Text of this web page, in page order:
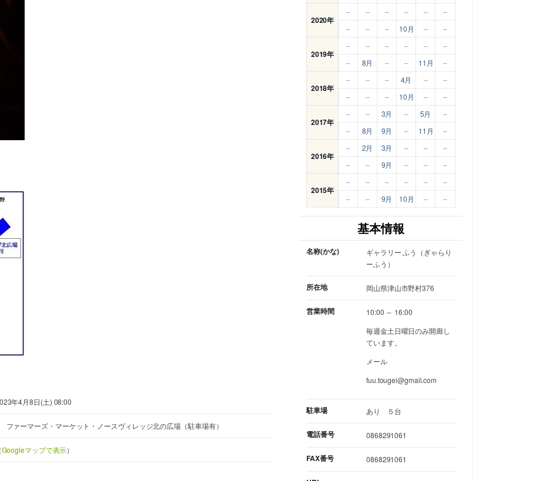
年4月8日(土) 08:00
ーマーズ・マーケット・ノースヴィレッジ北の広場（駐車場有）
Googleマップで表示）
2020年
– – – – –
–
–
– – 10月 – –
2019年
– – – – –
–
–
8月 – – 11月 –
2018年
– – – 4月 –
–
–
– – 10月 – –
2017年
– – 3月 – 5月
–
–
8月 9月 – 11月 –
2016年
– 2月 3月 – –
–
–
– 9月 – – –
2015年
– – – – –
–
–
– 9月 10月 – –
基本情報
名称(かな)
ギャラリー ふう（ぎゃらり
ーふう）
所在地 岡山県津山市野村376
営業時間
10:00 ～ 16:00
毎週金土日曜日のみ開廊し
ています。
メール
fuu.tougei@gmail.com
駐車場 あり ５台
電話番号 0868291061
FAX番号 0868291061